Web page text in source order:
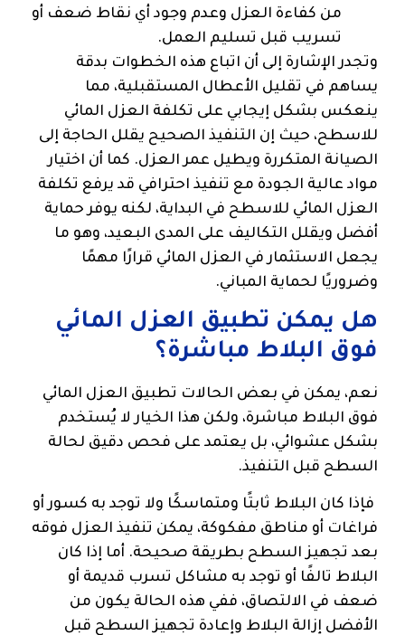
من كفاءة العزل وعدم وجود أي نقاط ضعف أو
تسريب قبل تسليم العمل.
وتجدر الإشارة إلى أن اتباع هذه الخطوات بدقة
يساهم في تقليل الأعطال المستقبلية، مما
ينعكس بشكل إيجابي على تكلفة العزل المائي
للاسطح، حيث إن التنفيذ الصحيح يقلل الحاجة إلى
الصيانة المتكررة ويطيل عمر العزل. كما أن اختيار
مواد عالية الجودة مع تنفيذ احترافي قد يرفع تكلفة
العزل المائي للاسطح في البداية، لكنه يوفر حماية
أفضل ويقلل التكاليف على المدى البعيد، وهو ما
يجعل الاستثمار في العزل المائي قرارًا مهمًا
وضروريًا لحماية المباني.
هل يمكن تطبيق العزل المائي
فوق البلاط مباشرة؟
نعم، يمكن في بعض الحالات تطبيق العزل المائي
فوق البلاط مباشرة، ولكن هذا الخيار لا يُستخدم
بشكل عشوائي، بل يعتمد على فحص دقيق لحالة
السطح قبل التنفيذ.
فإذا كان البلاط ثابتًا ومتماسكًا ولا توجد به كسور أو
فراغات أو مناطق مفكوكة، يمكن تنفيذ العزل فوقه
بعد تجهيز السطح بطريقة صحيحة. أما إذا كان
البلاط تالفًا أو توجد به مشاكل تسرب قديمة أو
ضعف في الالتصاق، ففي هذه الحالة يكون من
الأفضل إزالة البلاط وإعادة تجهيز السطح قبل